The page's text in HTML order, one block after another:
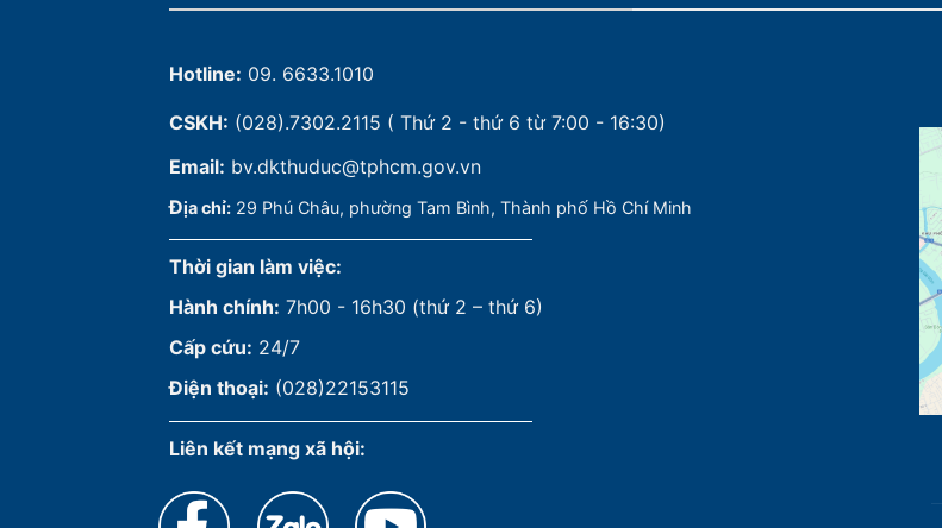
Hotline: 09. 6633.1010
CSKH: (028).7302.2115 ( Thứ 2 - thứ 6 từ 7:00 - 16:30)
Email: bv.dkthuduc@tphcm.gov.vn
Địa chỉ: 29 Phú Châu, phường Tam Bình, Thành phố Hồ Chí Minh
Thời gian làm việc:
Hành chính: 7h00 - 16h30 (thứ 2 – thứ 6)
Cấp cứu: 24/7
Điện thoại: (028)22153115
Liên kết mạng xã hội: